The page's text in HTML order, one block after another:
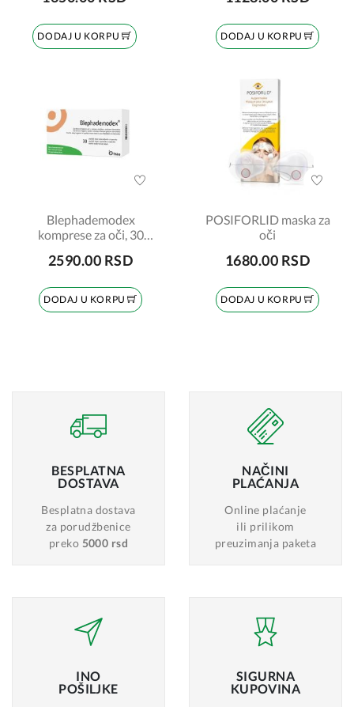
DODAJ U KORPU DODAJ U KORPU
Blephademodex
komprese za oči, 30
2590.00 RSD
DODAJ U KORPU
POSIFORLID maska za
oči
1680.00 RSD
DODAJ U KORPU
BESPLATNA
DOSTAVA
Besplatna dostava
za porudžbenice
preko 5000 rsd
NAČINI
PLAĆANJA
Online plaćanje
ili prilikom
preuzimanja paketa
INO
POŠILJKE
SIGURNA
KUPOVINA